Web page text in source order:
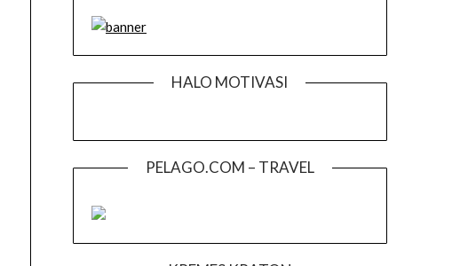
HALO MOTIVASI
PELAGO.COM – TRAVEL